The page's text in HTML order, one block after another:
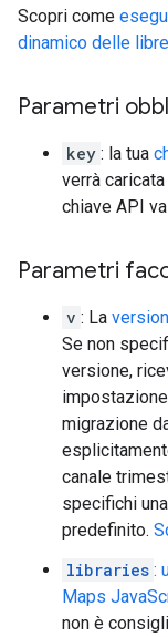
Scopri come
dinamico delle
Parametri
key : la tua
verrà
chiave API
Parametri
v : La
Se non
versione,
migrazione
canale
specifichi
predefinito.
libraries :
Maps
non è